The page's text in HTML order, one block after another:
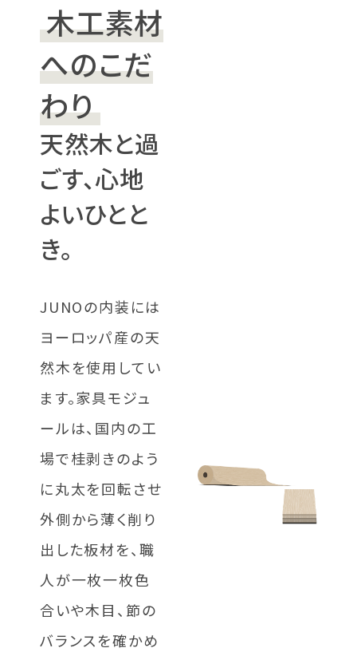
木工素材
へのこだ
わり
天然木と過
ごす、心地
よいひとと
き。
JUNOの内装には
ヨーロッパ産の天
然木を使用してい
ます。家具モジュ
ールは、国内の工
場で桂剥きのよう
に丸太を回転させ
外側から薄く削り
出した板材を、職
人が一枚一枚色
合いや木目、節の
バランスを確かめ